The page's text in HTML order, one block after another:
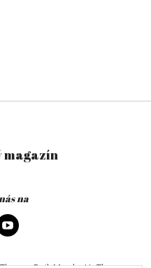
magazín
na